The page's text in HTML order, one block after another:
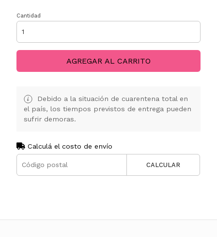
Cantidad
AGREGAR AL CARRITO
Debido a la situación de cuarentena total en
el país, los tiempos previstos de entrega pueden
sufrir demoras.
Calculá el costo de envío
CALCULAR